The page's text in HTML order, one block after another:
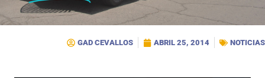
GAD CEVALLOS ABRIL 25, 2014 NOTICIAS